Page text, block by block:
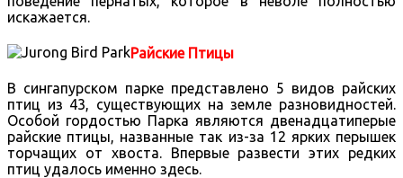
искажается.
Райские Птицы
В сингапурском парке представлено 5 видов райских
птиц из 43, существующих на земле разновидностей.
Особой гордостью Парка являются двенадцатиперые
райские птицы, названные так из-за 12 ярких перышек
торчащих от хвоста. Впервые развести этих редких
птиц удалось именно здесь.